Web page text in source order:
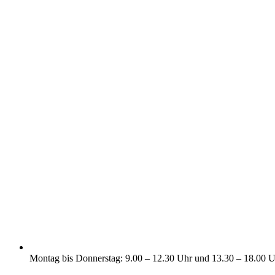
Montag bis Donnerstag: 9.00 – 12.30 Uhr und 13.30 – 18.00